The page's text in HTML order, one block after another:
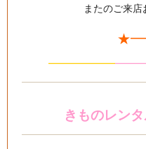
またのご来
———————
きものレン